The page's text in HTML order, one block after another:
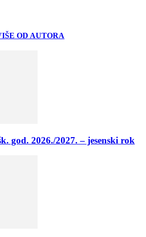
OD AUTORA
god. 2026./2027. – jesenski rok